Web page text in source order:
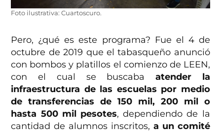
Foto ilustrativa: Cuartoscuro.
Pero, ¿qué es este programa? Fue el 4 de
octubre de 2019 que el tabasqueño anunció
con bombos y platillos el comienzo de LEEN,
con el cual se buscaba atender la
infraestructura de las escuelas por medio
de transferencias de 150 mil, 200 mil o
hasta 500 mil pesotes, dependiendo de la
cantidad de alumnos inscritos, a un comité